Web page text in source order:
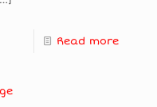
Read more